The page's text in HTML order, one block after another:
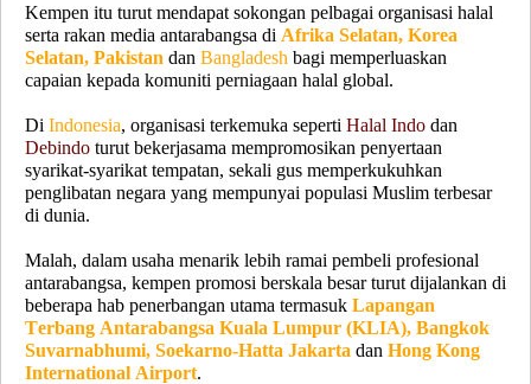
Kempen itu turut mendapat sokongan pelbagai organisasi halal
serta rakan media antarabangsa di Afrika Selatan, Korea
Selatan, Pakistan dan Bangladesh bagi memperluaskan
capaian kepada komuniti perniagaan halal global.
Di Indonesia, organisasi terkemuka seperti Halal Indo dan
Debindo turut bekerjasama mempromosikan penyertaan
syarikat-syarikat tempatan, sekali gus memperkukuhkan
penglibatan negara yang mempunyai populasi Muslim terbesar
di dunia.
Malah, dalam usaha menarik lebih ramai pembeli profesional
antarabangsa, kempen promosi berskala besar turut dijalankan di
beberapa hab penerbangan utama termasuk Lapangan
Terbang Antarabangsa Kuala Lumpur (KLIA), Bangkok
Suvarnabhumi, Soekarno-Hatta Jakarta dan Hong Kong
International Airport.